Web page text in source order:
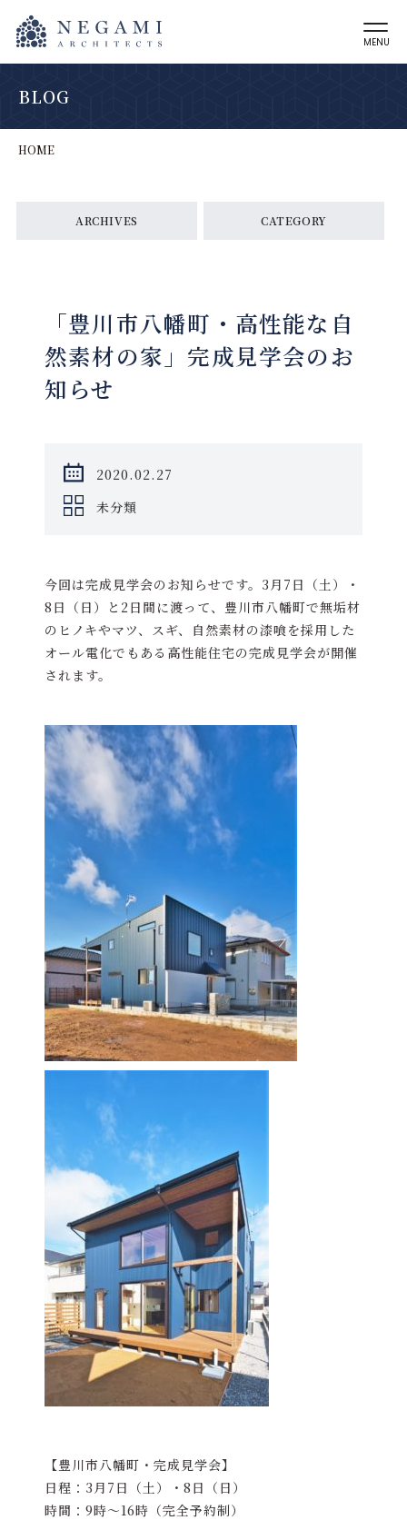
MENU
BLOG
HOME
ARCHIVES CATEGORY
「豊川市八幡町・高性能な自
然素材の家」完成見学会のお
知らせ
2020.02.27
未分類
今回は完成見学会のお知らせです。3月7日（土）・
8日（日）と2日間に渡って、豊川市八幡町で無垢材
のヒノキやマツ、スギ、自然素材の漆喰を採用した
オール電化でもある高性能住宅の完成見学会が開催
されます。
【豊川市八幡町・完成見学会】
日程：3月7日（土）・8日（日）
時間：9時～16時（完全予約制）